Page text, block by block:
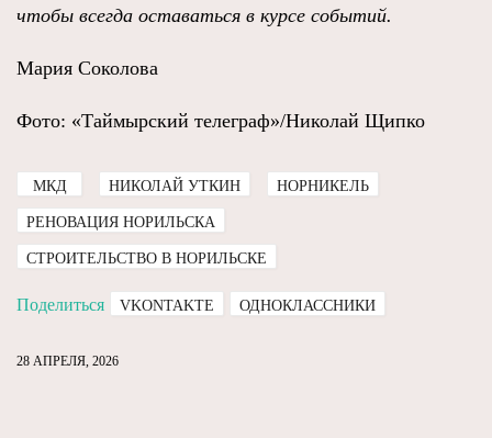
чтобы всегда оставаться в курсе событий.
Мария Соколова
Фото: «Таймырский телеграф»/Николай Щипко
МКД НИКОЛАЙ УТКИН НОРНИКЕЛЬ
РЕНОВАЦИЯ НОРИЛЬСКА
СТРОИТЕЛЬСТВО В НОРИЛЬСКЕ
Поделиться VKONTAKTE ОДНОКЛАССНИКИ
28 АПРЕЛЯ, 2026